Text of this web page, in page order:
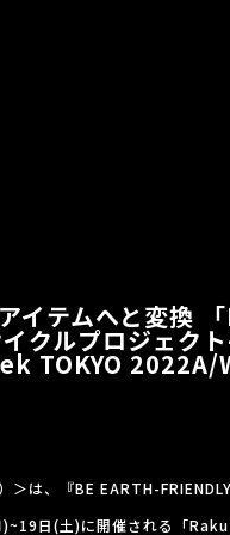
イテムへと変換
クルプロジェク
TOKYO 2022A/
＞は、『BE EARTH-
日(土)に開催される「